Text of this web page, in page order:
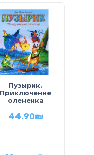
Пузырик.
Приключение
олененка
44.90₪